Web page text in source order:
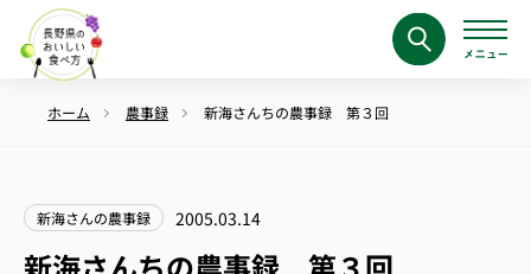
ホーム 農事録 新海さんちの農事録 第３回
新海さんの農事録 2005.03.14